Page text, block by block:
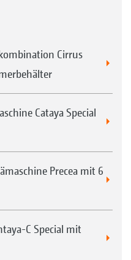
Cirrus
Cataya Special
Precea mit 6
C Special mit